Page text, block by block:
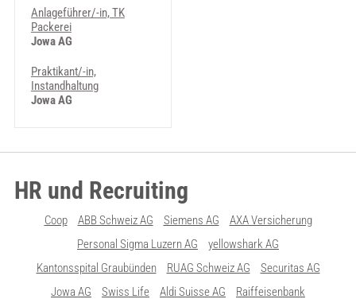
Anlageführer/-in, TK
Packerei
Jowa AG
Praktikant/-in,
Instandhaltung
Jowa AG
HR und Recruiting
Coop ABB Schweiz AG Siemens AG
AXA Versicherung
Personal Sigma Luzern AG
yellowshark AG
Kantonsspital Graubünden
RUAG Schweiz AG
Securitas AG
Jowa AG
Swiss Life Aldi Suisse AG Raiffeisenbank